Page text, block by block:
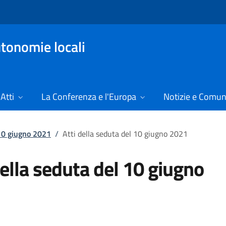
locali
La Conferenza e l'Europa Notizie e
giugno 2021 / Atti della seduta del 10 giugno 2021
seduta del 10 giugno